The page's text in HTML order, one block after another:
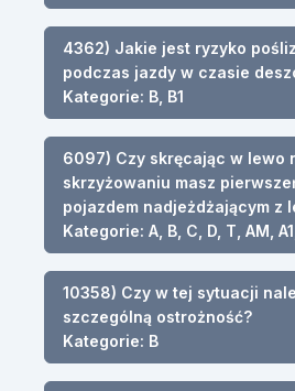
4362) Jakie jest ryzyko
podczas jazdy w czasie
Kategorie: B, B1
6097) Czy skręcając w lewo
skrzyżowaniu masz
pojazdem nadjeżdżającym z
Kategorie: A, B, C, D, T, AM,
10358) Czy w tej sytuacji
szczególną ostrożność?
Kategorie: B